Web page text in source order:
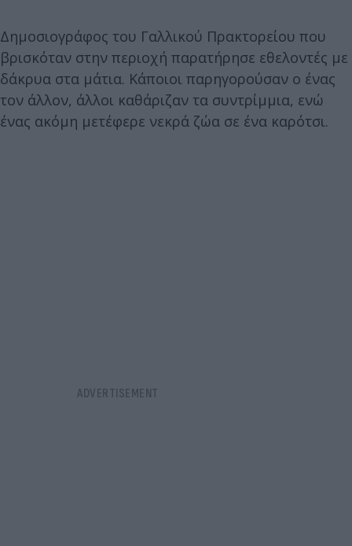
Δημοσιογράφος του Γαλλικού Πρακτορείου που
βρισκόταν στην περιοχή παρατήρησε εθελοντές με
δάκρυα στα μάτια. Κάποιοι παρηγορούσαν ο ένας
τον άλλον, άλλοι καθάριζαν τα συντρίμμια, ενώ
ένας ακόμη μετέφερε νεκρά ζώα σε ένα καρότσι.